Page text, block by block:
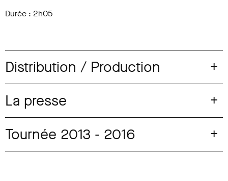
Durée : 2h05
Distribution / Production
La presse
Tournée 2013 - 2016